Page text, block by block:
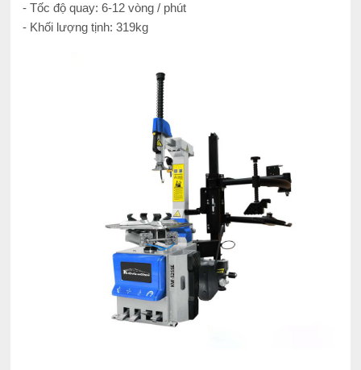
- Tốc độ quay: 6-12 vòng / phút
- Khối lượng tịnh: 319kg